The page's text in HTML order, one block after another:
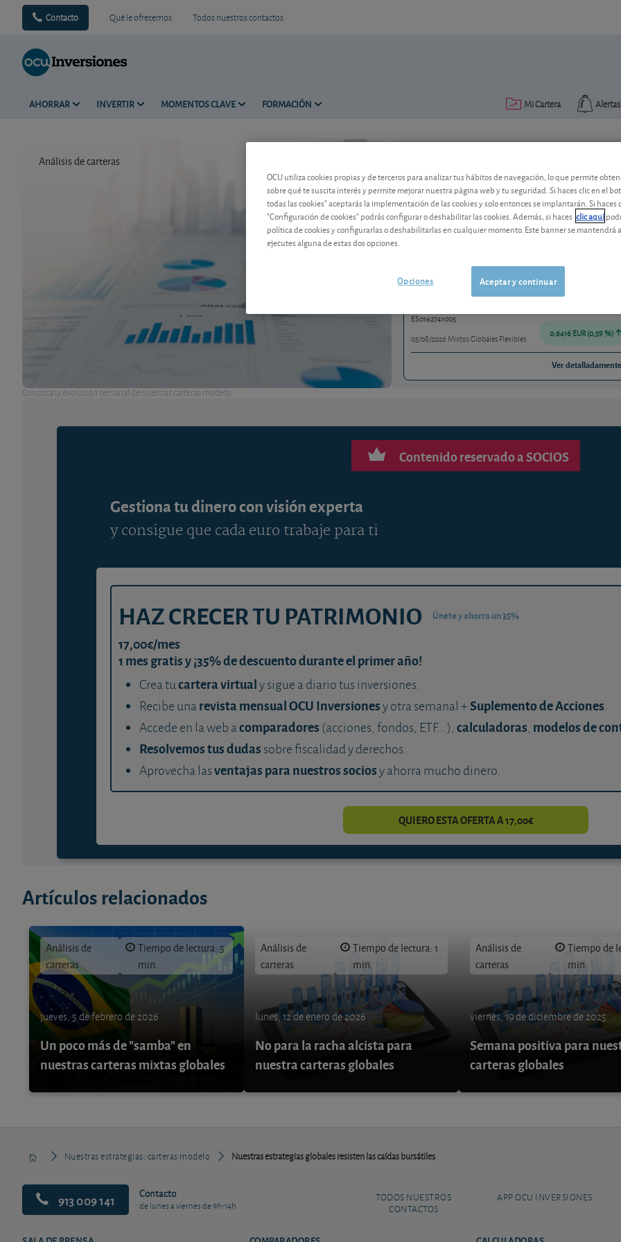
Contacto Qué le ofrecemos Todos nuestros contactos
AHORRAR INVERTIR MOMENTOS CLAVE FORMACIÓN Alertas
Mi Cartera
Análisis de carteras
Conozca la evolución semanal de nuestras carteras modelo.
Nuestras estrategias
Tras semanas de subidas, acciones y
ES0162741005
05/08/2026 Mixtos Globales Flexibles
0,6416 EUR (0,59 %)
Ver
Contenido reservado a SOCIOS
Gestiona tu dinero con visión experta
y consigue que cada euro trabaje para ti
HAZ CRECER TU PATRIMONIO Únete y ahorra un 35%
17,00€/mes
1 mes gratis y ¡35% de descuento durante el primer año!
Crea tucartera virtualy sigue a diario tus inversiones.
Recibe unarevista mensual OCU Inversionesy otra semanal +Suplemento de Acciones.
Accede en la web acomparadores (acciones, fondos, ETF...), calculadoras, modelos de
Resolvemos tus dudas sobre fiscalidad y derechos.
Aprovecha lasventajas para nuestros sociosy ahorra mucho dinero.
QUIERO ESTA OFERTA A 17,00€
Artículos relacionados
Análisis de
carteras
Tiempo de lectura: 5
min.
jueves, 5 de febrero de 2026
Un poco más de "samba" en
nuestras carteras mixtas globales
Análisis de
carteras
Tiempo de lectura: 1
min.
lunes, 12 de enero de 2026
No para la racha alcista para
nuestra carteras globales
Análisis de
carteras
Tiempo de
min.
viernes, 19 de diciembre de 2025
Semana positiva para
carteras globales
Nuestras estrategias: carteras modelo Nuestras estrategias globales resisten las caídas bursátiles
913 009 141 Contacto
de lunes a viernes de 9h-14h
TODOS NUESTROS
CONTACTOS
APP OCU INVERSIONES
OCU utiliza cookies propias y de terceros para analizar tus hábitos de navegación, lo que permite
sobre qué te suscita interés y permite mejorar nuestra página web y tu seguridad. Si haces clic en el
todas las cookies" aceptarás la implementación de las cookies y solo entonces se implantarán. Si haces
"Configuración de cookies" podrás configurar o deshabilitar las cookies. Además, si haces clic aquí
política de cookies y configurarlas o deshabilitarlas en cualquier momento. Este banner se mantendrá
ejecutes alguna de estas dos opciones.
Aceptar y continuar
Opciones